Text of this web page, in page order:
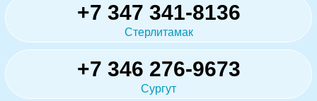
+7 347 341-8136
Стерлитамак
+7 346 276-9673
Сургут